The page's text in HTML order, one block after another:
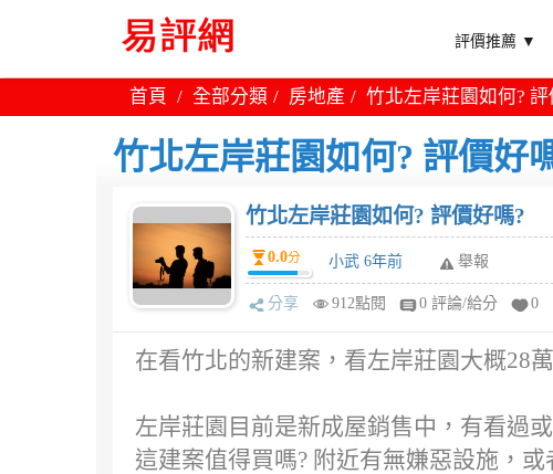
評價推薦 ▼
首頁 全部分類 房地產 竹北左岸莊園如何? 評
竹北左岸莊園如何? 評價好
竹北左岸莊園如何? 評價好嗎?
0.0分 小武 6年前 舉報
分享 912點閱 0 評論/給分 0
在看竹北的新建案，看左岸莊園大概28
左岸莊園目前是新成屋銷售中，有看過
這建案值得買嗎? 附近有無嫌惡設施，